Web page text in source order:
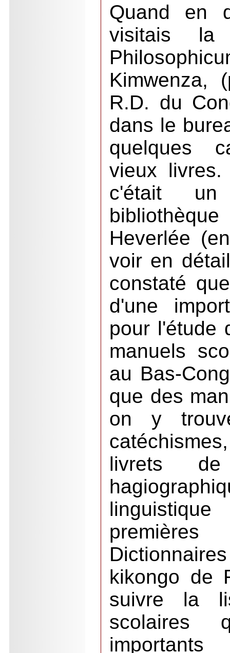
Quand en
visitais la
Kimwenza,
R.D. du
dans le
quelques
vieux
c'était
Heverlée
voir en
constaté
d'une
pour l'étude
manuels
au Bas-
que des
on y
livrets
kikongo de
suivre la
scolaires